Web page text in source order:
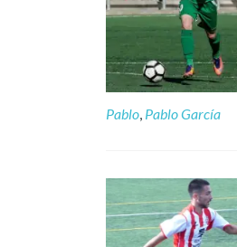
Pablo, Pablo García